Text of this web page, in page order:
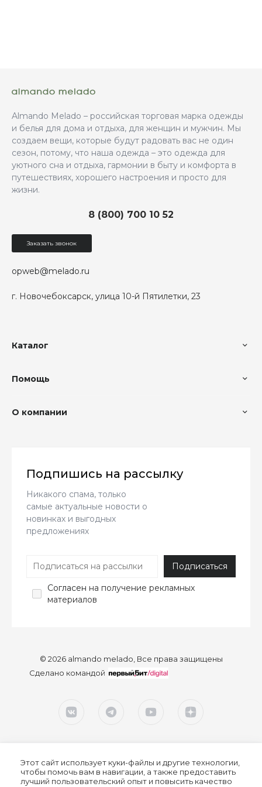
Almando Melado – российская торговая марка одежды
и белья для дома и отдыха, для женщин и мужчин. Мы
создаем вещи, которые будут радовать вас не один
сезон, потому, что наша одежда – это одежда для
уютного сна и отдыха, гармонии в быту и комфорта в
путешествиях, хорошего настроения и просто для
жизни.
г. Новочебоксарск, улица 10-й Пятилетки, 23
8 (800) 700 10 52
opweb@melado.ru
Заказать звонок
Каталог
Помощь
О компании
Подпишись на рассылку
Никакого спама, только
самые актуальные новости о
новинках и выгодных
предложениях
Согласен на получение рекламных
материалов
© 2026 almando melado, Все права защищены
Сделано командой
Этот сайт использует куки-файлы и другие технологии,
чтобы помочь вам в навигации, а также предоставить
лучший пользовательский опыт и повысить качество